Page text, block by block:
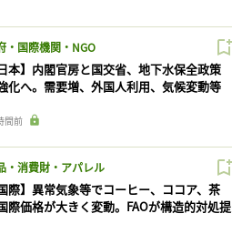
・国際機関・NGO
日本】内閣官房と国交省、地下水保全政策
化へ。需要増、外国人利用、気候変動等
間前
・消費財・アパレル
国際】異常気象等でコーヒー、ココア、茶
際価格が大きく変動。FAOが構造的対処提